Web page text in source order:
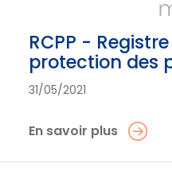
RCPP -
protection des
31/05/2021
En savoir plus